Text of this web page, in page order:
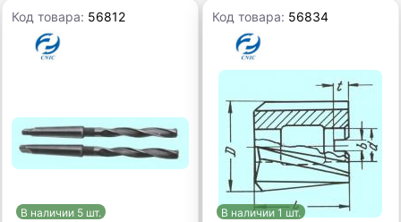
Код товара: 56812
В наличии 5 шт.
Код товара: 56834
В наличии 1 шт.